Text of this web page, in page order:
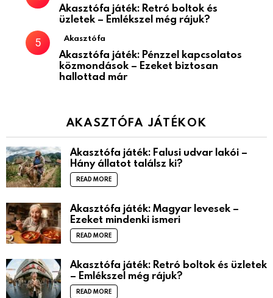
Akasztófa játék: Retró boltok és
üzletek – Emlékszel még rájuk?
Akasztófa
Akasztófa játék: Pénzzel kapcsolatos
közmondások – Ezeket biztosan
hallottad már
AKASZTÓFA JÁTÉKOK
Akasztófa játék: Falusi udvar lakói –
Hány állatot találsz ki?
READ MORE
Akasztófa játék: Magyar levesek –
Ezeket mindenki ismeri
READ MORE
Akasztófa játék: Retró boltok és üzletek
– Emlékszel még rájuk?
READ MORE